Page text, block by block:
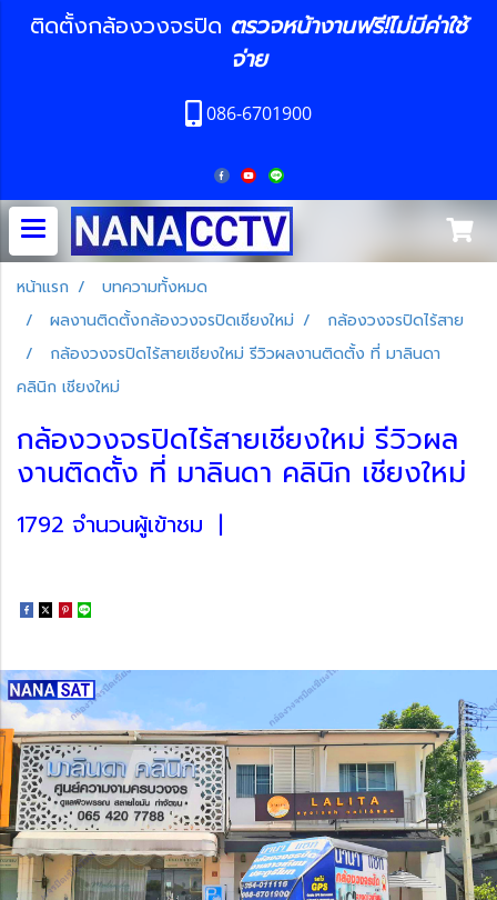
ติดตั้งกล้องวงจรปิด ตรวจหน้างานฟรี!ไม่มีค่าใช้
จ่าย
086-6701900
หน้าแรก
บทความทั้งหมด
ผลงานติดตั้งกล้องวงจรปิดเชียงใหม่
กล้องวงจรปิดไร้สาย
กล้องวงจรปิดไร้สายเชียงใหม่ รีวิวผลงานติดตั้ง ที่ มาลินดา
คลินิก เชียงใหม่
กล้องวงจรปิดไร้สายเชียงใหม่ รีวิวผล
งานติดตั้ง ที่ มาลินดา คลินิก เชียงใหม่
1792 จำนวนผู้เข้าชม |